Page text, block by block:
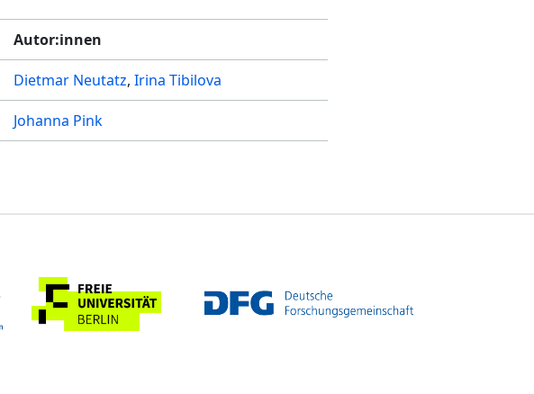
Autor:innen
Dietmar Neutatz Irina Tibilova
Johanna Pink